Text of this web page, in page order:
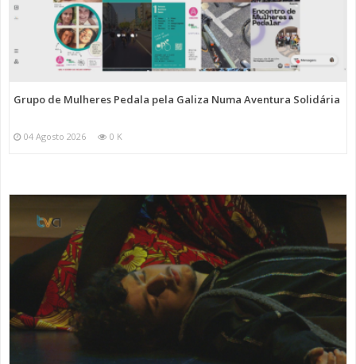
Grupo de Mulheres Pedala pela Galiza Numa Aventura Solidária
04 Agosto 2026 0 K